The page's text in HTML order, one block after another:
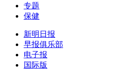
专题
保健
新明日报
早报俱乐部
电子报
国际版